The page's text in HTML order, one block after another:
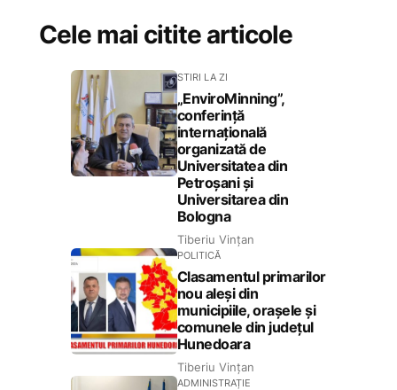
Cele mai citite articole
STIRI LA ZI
„EnviroMinning”,
conferință
internațională
organizată de
Universitatea din
Petroșani și
Universitarea din
Bologna
Tiberiu Vințan
POLITICĂ
Clasamentul primarilor
nou aleși din
municipiile, orașele și
comunele din județul
Hunedoara
Tiberiu Vințan
ADMINISTRAȚIE